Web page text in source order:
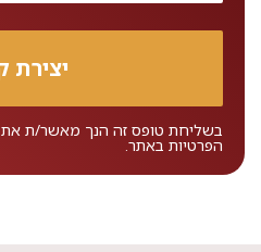
בשליחת טופס זה הנך מאשר/ת את
הפרטיות באתר.